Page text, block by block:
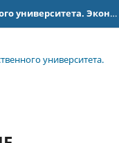
Вестник Ошского государственного университета. Экономика
университета.